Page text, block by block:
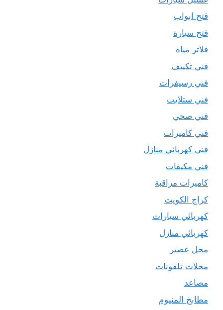
فتح ابواب
فتح سيارة
فلاتر مياه
فني تكييف
فني رسيفرات
فني ستلايت
فني صحي
فني كاميرات
فني كهربائي منازل
فني مكيفات
كاميرات مراقبة
كراج الكويت
كهربائي سيارات
كهربائي منازل
محل عصير
محلات تلفونات
مصاعد
مطابخ المنيوم